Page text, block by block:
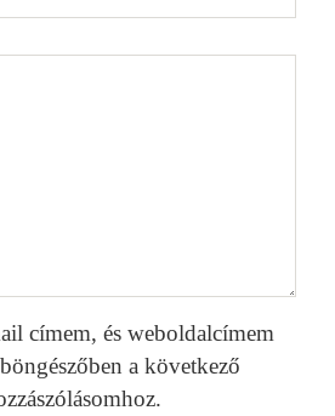
címem, és weboldalcímem
a következő